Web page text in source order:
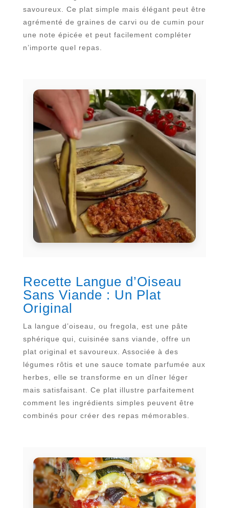
savoureux. Ce plat simple mais élégant peut être
agrémenté de graines de carvi ou de cumin pour
une note épicée et peut facilement compléter
n’importe quel repas.
Recette Langue d’Oiseau
Sans Viande : Un Plat
Original
La langue d’oiseau, ou fregola, est une pâte
sphérique qui, cuisinée sans viande, offre un
plat original et savoureux. Associée à des
légumes rôtis et une sauce tomate parfumée aux
herbes, elle se transforme en un dîner léger
mais satisfaisant. Ce plat illustre parfaitement
comment les ingrédients simples peuvent être
combinés pour créer des repas mémorables.